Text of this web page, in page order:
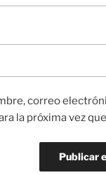
correo
la próxima vez